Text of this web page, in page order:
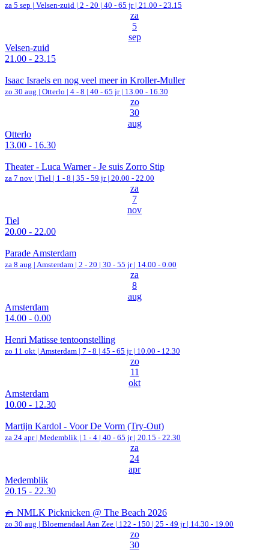
za 5 sep | Velsen-zuid | 2 - 20 | 40 - 65 jr | 21.00 - 23.15
za
5
sep
Velsen-zuid
21.00 - 23.15
Isaac Israels en nog veel meer in Kroller-Muller
zo 30 aug | Otterlo | 4 - 8 | 40 - 65 jr | 13.00 - 16.30
zo
30
aug
Otterlo
13.00 - 16.30
Theater - Luca Warner - Je suis Zorro Stip
za 7 nov | Tiel | 1 - 8 | 35 - 59 jr | 20.00 - 22.00
za
7
nov
Tiel
20.00 - 22.00
Parade Amsterdam
za 8 aug | Amsterdam | 2 - 20 | 30 - 55 jr | 14.00 - 0.00
za
8
aug
Amsterdam
14.00 - 0.00
Henri Matisse tentoonstelling
zo 11 okt | Amsterdam | 7 - 8 | 45 - 65 jr | 10.00 - 12.30
zo
11
okt
Amsterdam
10.00 - 12.30
Martijn Kardol - Voor De Vorm (Try-Out)
za 24 apr | Medemblik | 1 - 4 | 40 - 65 jr | 20.15 - 22.30
za
24
apr
Medemblik
20.15 - 22.30
🧺 NMLK Picknicken @ The Beach 2026
zo 30 aug | Bloemendaal Aan Zee | 122 - 150 | 25 - 49 jr | 14.30 - 19.00
zo
30